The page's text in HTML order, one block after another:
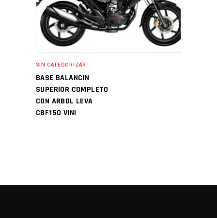
SIN CATEGORIZAR
BASE BALANCIN
SUPERIOR COMPLETO
CON ARBOL LEVA
CBF150 VINI